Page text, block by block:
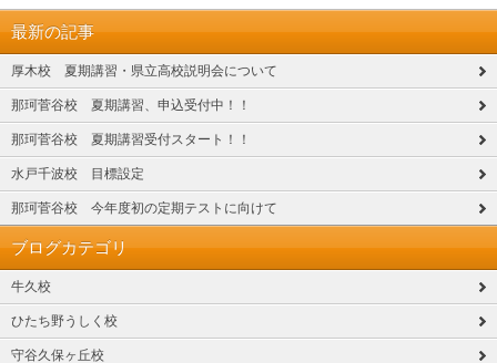
最新の記事
厚木校 夏期講習・県立高校説明会について
那珂菅谷校 夏期講習、申込受付中！！
那珂菅谷校 夏期講習受付スタート！！
水戸千波校 目標設定
那珂菅谷校 今年度初の定期テストに向けて
ブログカテゴリ
牛久校
ひたち野うしく校
守谷久保ヶ丘校